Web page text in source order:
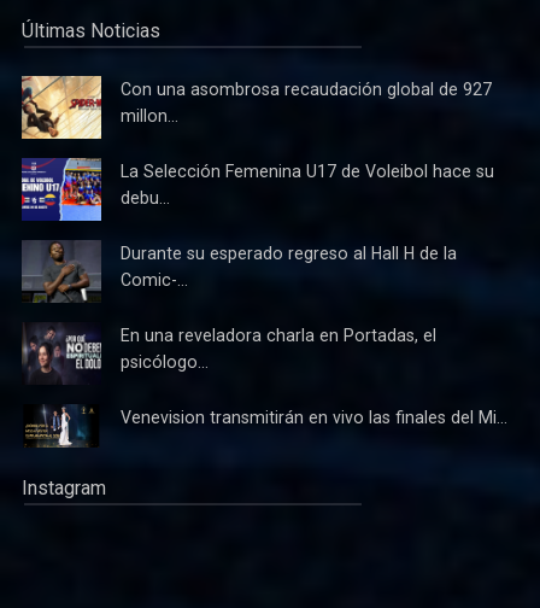
Últimas Noticias
Con una asombrosa recaudación global de 927
millon...
La Selección Femenina U17 de Voleibol hace su
debu...
Durante su esperado regreso al Hall H de la
Comic-...
En una reveladora charla en Portadas, el
psicólogo...
Venevision transmitirán en vivo las finales del Mi...
Instagram